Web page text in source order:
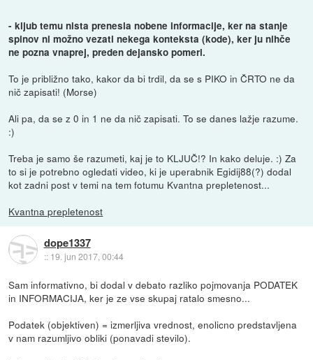
- kljub temu nista prenesla nobene informacije, ker na stanje
spinov ni možno vezati nekega konteksta (kode), ker ju nihče
ne pozna vnaprej, preden dejansko pomeri.
To je približno tako, kakor da bi trdil, da se s PIKO in ČRTO ne da
nič zapisati! (Morse)
Ali pa, da se z 0 in 1 ne da nič zapisati. To se danes lažje razume.
:)
Treba je samo še razumeti, kaj je to KLJUČ!? In kako deluje. :) Za
to si je potrebno ogledati video, ki je uperabnik Egidij88(?) dodal
kot zadni post v temi na tem fotumu Kvantna prepletenost...
Kvantna prepletenost
dope1337
:: 19. jun 2017, 00:44
Sam informativno, bi dodal v debato razliko pojmovanja PODATEK
in INFORMACIJA, ker je ze vse skupaj ratalo smesno...
Podatek (objektiven) = izmerljiva vrednost, enolicno predstavljena
v nam razumljivo obliki (ponavadi stevilo).